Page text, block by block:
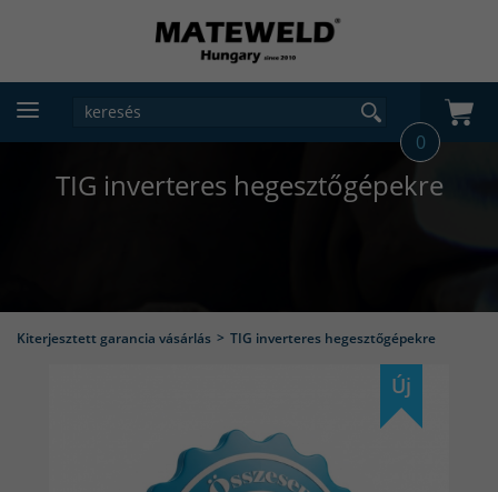
0
TIG inverteres hegesztőgépekre
Kiterjesztett garancia vásárlás TIG inverteres hegesztőgépekre
Új